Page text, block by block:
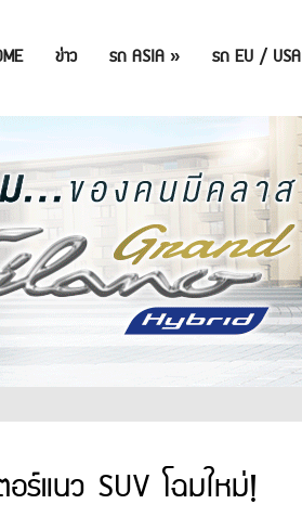
ข่าว รถ ASIA » รถ EU / USA
ร์แนว SUV โฉมใหม่!